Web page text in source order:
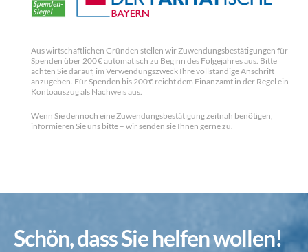
Aus wirtschaftlichen Gründen stellen wir Zuwendungsbestätigungen für
Spenden über 200 € automatisch zu Beginn des Folgejahres aus. Bitte
achten Sie darauf, im Verwendungszweck Ihre vollständige Anschrift
anzugeben. Für Spenden bis 200 € reicht dem Finanzamt in der Regel ein
Kontoauszug als Nachweis aus.
Wenn Sie dennoch eine Zuwendungsbestätigung zeitnah benötigen,
informieren Sie uns bitte – wir senden sie Ihnen gerne zu.
Schön, dass Sie helfen wollen!